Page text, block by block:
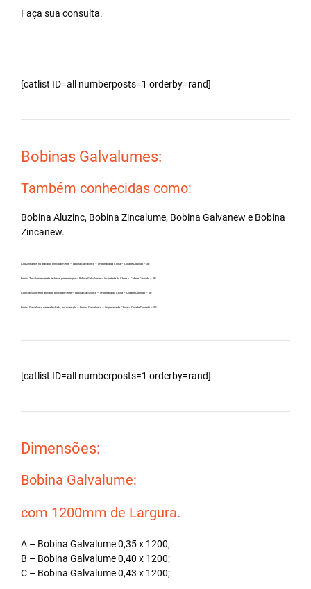
Faça sua consulta.
[catlist ID=all numberposts=1 orderby=rand]
Bobinas Galvalumes:
Também conhecidas como:
Bobina Aluzinc, Bobina Zincalume, Bobina Galvanew e Bobina
Zincanew.
Aço Zincanew no atacado, principalmente – Bobina Galvalume – Importada da China – Cidade Dourado – SP.
Bobina Zincalume carreta fechada, por exemplo – Bobina Galvalume – Importada da China – Cidade Dourado – SP.
Aço Galvalume no atacado, principalmente – Bobina Galvalume – Importada da China – Cidade Dourado – SP.
Bobina Galvalume carreta fechada, por exemplo – Bobina Galvalume – Importada da China – Cidade Dourado – SP.
[catlist ID=all numberposts=1 orderby=rand]
Dimensões:
Bobina Galvalume:
com 1200mm de Largura.
A – Bobina Galvalume 0,35 x 1200;
B – Bobina Galvalume 0,40 x 1200;
C – Bobina Galvalume 0,43 x 1200;